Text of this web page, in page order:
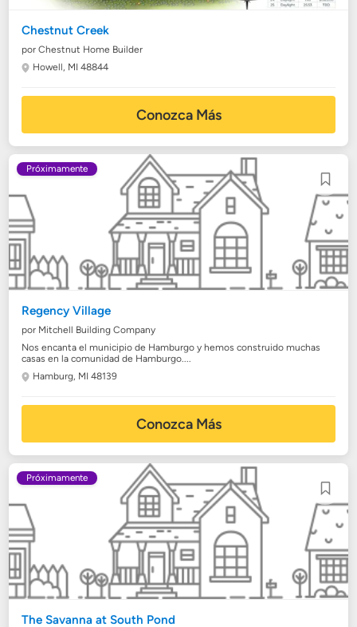
Chestnut Creek
por Chestnut Home Builder
Howell, MI 48844
Conozca Más
Próximamente
Regency Village
por Mitchell Building Company
Nos encanta el municipio de Hamburgo y hemos construido muchas
casas en la comunidad de Hamburgo....
Hamburg, MI 48139
Conozca Más
Próximamente
The Savanna at South Pond